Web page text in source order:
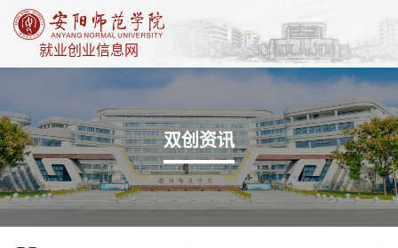
就业创业信息网
双创资讯